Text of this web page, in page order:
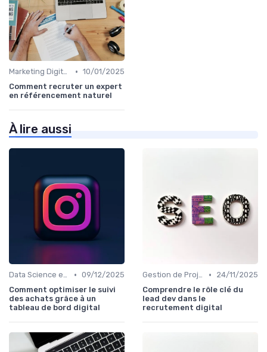
Marketing Digital et SEO • 10/01/2025
Comment recruter un expert
en référencement naturel
À lire aussi
Data Science et Analytique • 09/12/2025
Comment optimiser le suivi
des achats grâce à un
tableau de bord digital
Gestion de Projet et Product Management •
24/11/2025
Comprendre le rôle clé du
lead dev dans le
recrutement digital